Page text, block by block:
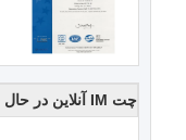
چت IM آنلاین در حال حاضر